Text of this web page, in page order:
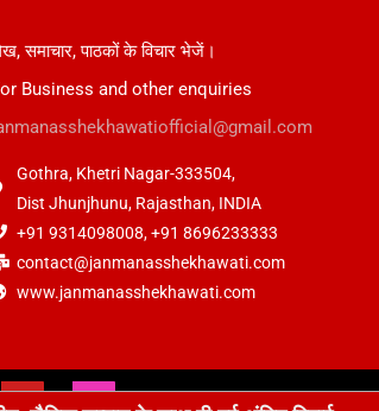
समाचार, पाठकों के विचार भेजें।
Business and other enquiries
Gothra, Khetri Nagar-333504,
Dist Jhunjhunu, Rajasthan, INDIA
+91 9314098008, +91 8696233333
contact@janmanasshekhawati.com
www.janmanasshekhawati.com